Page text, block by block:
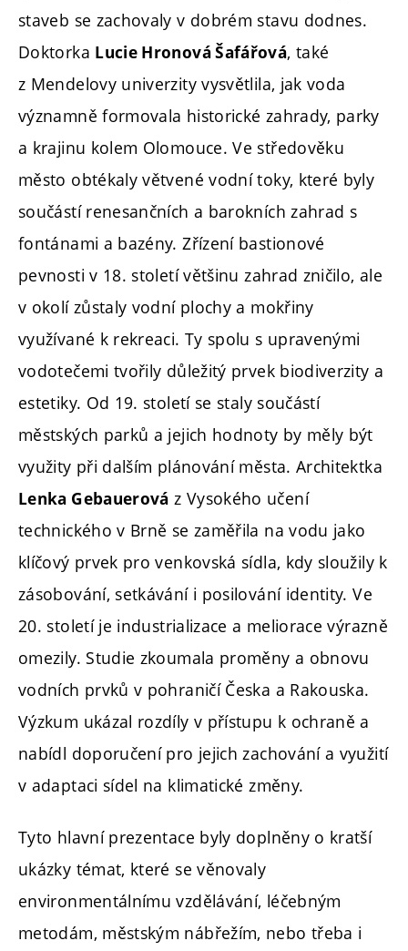
staveb se zachovaly v dobrém stavu dodnes.
Doktorka Lucie Hronová Šafářová, také
z Mendelovy univerzity vysvětlila, jak voda
významně formovala historické zahrady, parky
a krajinu kolem Olomouce. Ve středověku
město obtékaly větvené vodní toky, které byly
součástí renesančních a barokních zahrad s
fontánami a bazény. Zřízení bastionové
pevnosti v 18. století většinu zahrad zničilo, ale
v okolí zůstaly vodní plochy a mokřiny
využívané k rekreaci. Ty spolu s upravenými
vodotečemi tvořily důležitý prvek biodiverzity a
estetiky. Od 19. století se staly součástí
městských parků a jejich hodnoty by měly být
využity při dalším plánování města. Architektka
Lenka Gebauerová z Vysokého učení
technického v Brně se zaměřila na vodu jako
klíčový prvek pro venkovská sídla, kdy sloužily k
zásobování, setkávání i posilování identity. Ve
20. století je industrializace a meliorace výrazně
omezily. Studie zkoumala proměny a obnovu
vodních prvků v pohraničí Česka a Rakouska.
Výzkum ukázal rozdíly v přístupu k ochraně a
nabídl doporučení pro jejich zachování a využití
v adaptaci sídel na klimatické změny.
Tyto hlavní prezentace byly doplněny o kratší
ukázky témat, které se věnovaly
environmentálnímu vzdělávání, léčebným
metodám, městským nábřežím, nebo třeba i